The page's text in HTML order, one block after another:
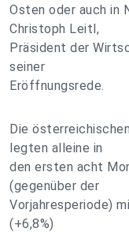
Osten oder auch in
Christoph Leitl,
Präsident der
seiner
Eröffnungsrede.
Die
legten alleine in
den ersten acht
(gegenüber der
Vorjahresperiode)
(+6,8%)